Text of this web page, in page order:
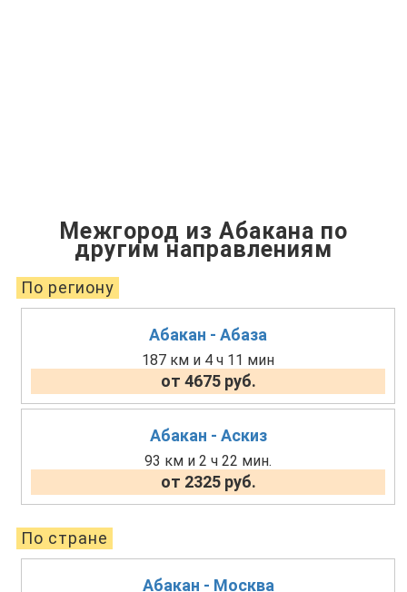
Межгород из Абакана по
другим направлениям
По региону
Абакан - Абаза
187 км и 4 ч 11 мин
от 4675 руб.
Абакан - Аскиз
93 км и 2 ч 22 мин.
от 2325 руб.
По стране
Абакан - Москва